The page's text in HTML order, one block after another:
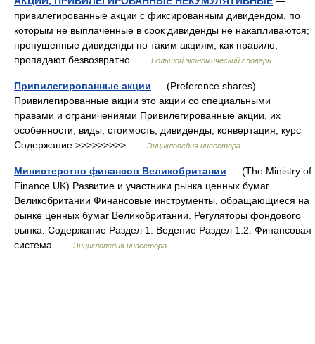
привилегированные акции с фиксированным дивидендом, по
которым не выплаченные в срок дивиденды не накапливаются;
пропущенные дивиденды по таким акциям, как правило,
пропадают безвозвратно …
Большой экономический словарь
Привилегированные акции — (Preference shares)
Привилегированные акции это акции со специальными
правами и ограничениями Привилегированные акции, их
особенности, виды, стоимость, дивиденды, конвертация, курс
Содержание >>>>>>>>> …
Энциклопедия инвестора
Министерство финансов Великобритании — (The Ministry of
Finance UK) Развитие и участники рынка ценных бумаг
Великобритании Финансовые инструменты, обращающиеся на
рынке ценных бумаг Великобритании. Регуляторы фондового
рынка. Содержание Раздел 1. Ведение Раздел 1.2. Финансовая
система …
Энциклопедия инвестора